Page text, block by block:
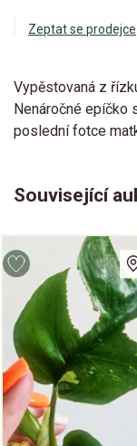
Zeptat se prodejce
Vypěstovaná z
Nenáročné epíčko
poslední fotce
Související